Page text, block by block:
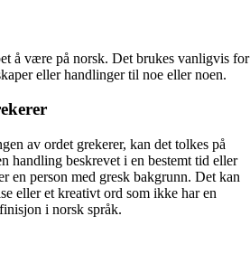
å være på norsk. Det brukes vanligvis for
eller handlinger til noe eller noen.
av ordet grekerer, kan det tolkes på
handling beskrevet i en bestemt tid eller
en person med gresk bakgrunn. Det kan
eller et kreativt ord som ikke har en
i norsk språk.